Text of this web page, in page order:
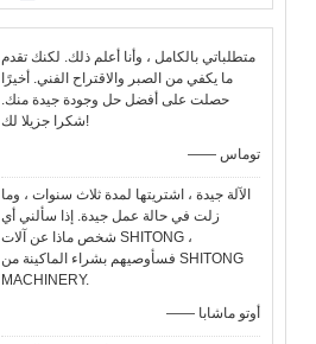
متطلباتي بالكامل ، وأنا أعلم ذلك. لكنك تقدم
ما يكفي من الصبر والاقتراح الفني. أخيرًا
حصلت على أفضل حل وجودة جيدة منك.
شكرا جزيلا لك!
—— توماس
الآلة جيدة ، اشتريتها لمدة ثلاث سنوات ، وما
زلت في حالة عمل جيدة. إذا سألني أي
شخص ماذا عن آلات SHITONG ،
فسأوصيهم بشراء الماكينة من SHITONG
MACHINERY.
—— أوتو ماشابا